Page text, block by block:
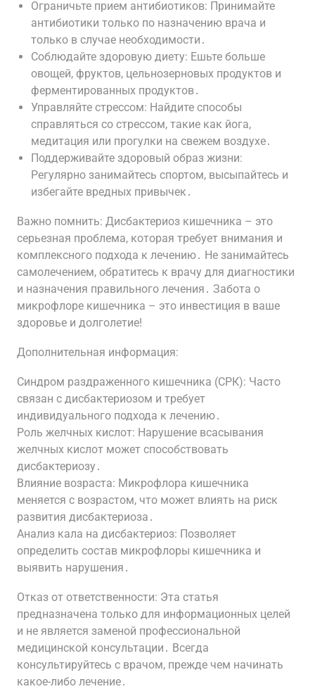
Ограничьте прием антибиотиков: Принимайте
антибиотики только по назначению врача и
только в случае необходимости․
Соблюдайте здоровую диету: Ешьте больше
овощей, фруктов, цельнозерновых продуктов и
ферментированных продуктов․
Управляйте стрессом: Найдите способы
справляться со стрессом, такие как йога,
медитация или прогулки на свежем воздухе․
Поддерживайте здоровый образ жизни:
Регулярно занимайтесь спортом, высыпайтесь и
избегайте вредных привычек․
Важно помнить: Дисбактериоз кишечника – это
серьезная проблема, которая требует внимания и
комплексного подхода к лечению․ Не занимайтесь
самолечением, обратитесь к врачу для диагностики
и назначения правильного лечения․ Забота о
микрофлоре кишечника – это инвестиция в ваше
здоровье и долголетие!
Дополнительная информация:
Синдром раздраженного кишечника (СРК): Часто
связан с дисбактериозом и требует
индивидуального подхода к лечению․
Роль желчных кислот: Нарушение всасывания
желчных кислот может способствовать
дисбактериозу․
Влияние возраста: Микрофлора кишечника
меняется с возрастом, что может влиять на риск
развития дисбактериоза․
Анализ кала на дисбактериоз: Позволяет
определить состав микрофлоры кишечника и
выявить нарушения․
Отказ от ответственности: Эта статья
предназначена только для информационных целей
и не является заменой профессиональной
медицинской консультации․ Всегда
консультируйтесь с врачом, прежде чем начинать
какое-либо лечение․